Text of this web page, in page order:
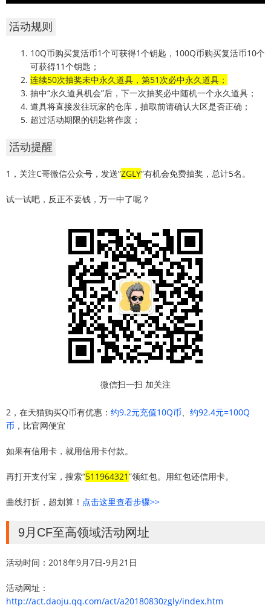
活动规则
10Q币购买复活币1个可获得1个钥匙，100Q币购买复活币10个
可获得11个钥匙；
连续50次抽奖未中永久道具，第51次必中永久道具；
抽中“永久道具机会”后，下一次抽奖必中随机一个永久道具；
道具将直接发往玩家的仓库，抽取前请确认大区是否正确；
超过活动期限的钥匙将作废；
活动提醒
1，关注C哥微信公众号，发送“ZGLY”有机会免费抽奖，总计5名。
试一试吧，反正不要钱，万一中了呢？
微信扫一扫 加关注
2，在天猫购买Q币有优惠： 约9.2元充值10Q币、 约92.4元=100Q
币 ，比官网便宜
如果有信用卡，就用信用卡付款。
再打开支付宝，搜索“511964321”领红包。用红包还信用卡。
曲线打折，超划算！ 点击这里查看步骤>>
9月CF至高领域活动网址
活动时间：2018年9月7日-9月21日
活动网址：
http://act.daoju.qq.com/act/a20180830zgly/index.htm